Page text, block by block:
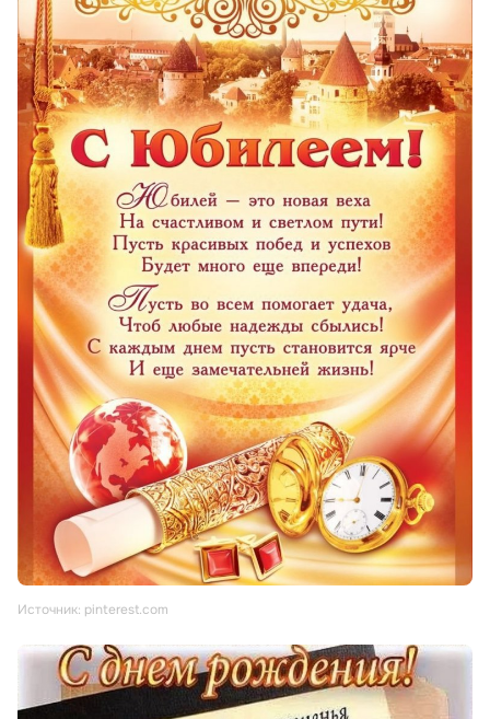
Источник: pinterest.com